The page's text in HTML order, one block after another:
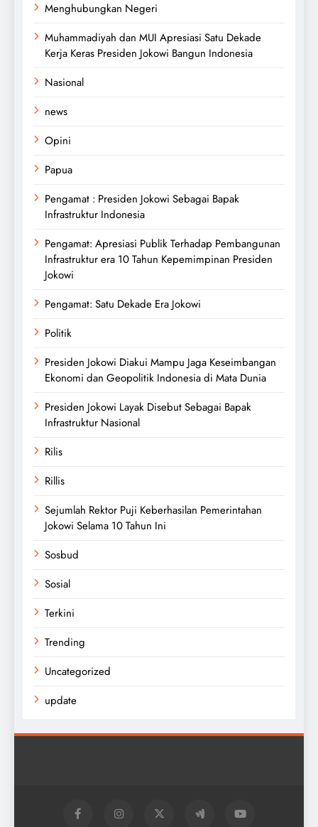
Menghubungkan Negeri
Muhammadiyah dan MUI Apresiasi Satu Dekade
Kerja Keras Presiden Jokowi Bangun Indonesia
Nasional
news
Opini
Papua
Pengamat : Presiden Jokowi Sebagai Bapak
Infrastruktur Indonesia
Pengamat: Apresiasi Publik Terhadap Pembangunan
Infrastruktur era 10 Tahun Kepemimpinan Presiden
Jokowi
Pengamat: Satu Dekade Era Jokowi
Politik
Presiden Jokowi Diakui Mampu Jaga Keseimbangan
Ekonomi dan Geopolitik Indonesia di Mata Dunia
Presiden Jokowi Layak Disebut Sebagai Bapak
Infrastruktur Nasional
Rilis
Rillis
Sejumlah Rektor Puji Keberhasilan Pemerintahan
Jokowi Selama 10 Tahun Ini
Sosbud
Sosial
Terkini
Trending
Uncategorized
update